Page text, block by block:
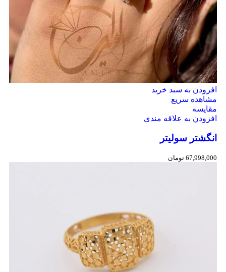
افزودن به سبد خرید
مشاهده سریع
مقایسه
افزودن به علاقه مندی
انگشتر سولیتر
67,998,000 تومان